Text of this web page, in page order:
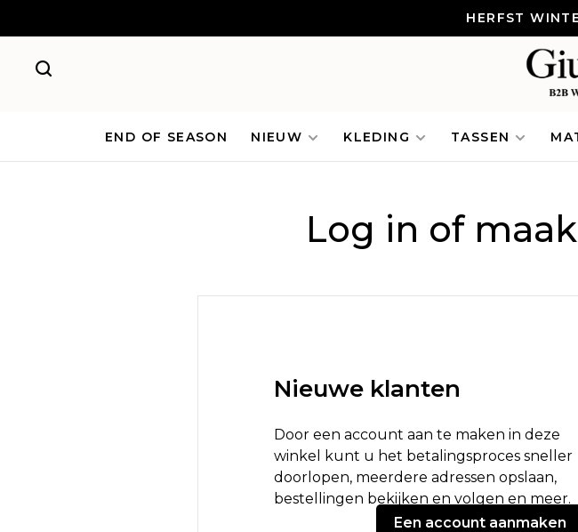
HERFST
END OF SEASON NIEUW KLEDING TASSEN
Log in of
Nieuwe klanten
Door een account aan te maken in deze
winkel kunt u het betalingsproces sneller
doorlopen, meerdere adressen opslaan,
bestellingen bekijken en volgen en meer.
Een account aanmaken